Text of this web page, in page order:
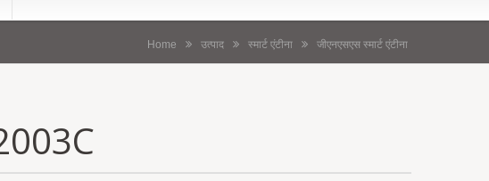
Home उत्पाद स्मार्ट एंटीना जीएनएसएस स्मार्ट एंटीना